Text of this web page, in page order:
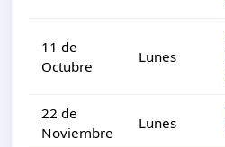
11 de
Octubre
Lunes
22 de
Noviembre
Lunes